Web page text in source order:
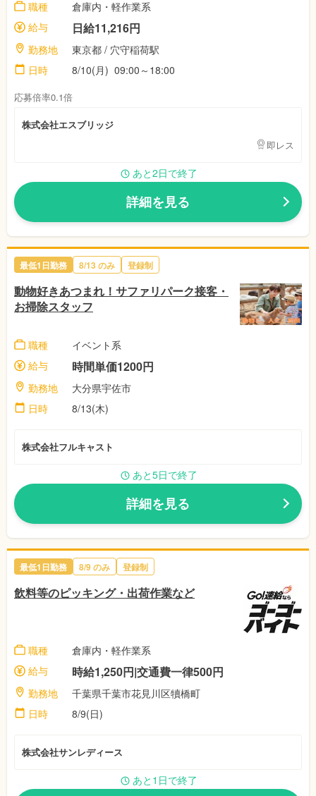
職種
倉庫内・軽作業系
給与
日給11,216円
勤務地 東京都 / 穴守稲荷駅
日時
8/10(月) 09:00～18:00
応募倍率0.1倍
株式会社エスブリッジ
即レス
あと2日で終了
詳細を見る
最低1日勤務 8/13 のみ 登録制
動物好きあつまれ！サファリパーク接客・
お掃除スタッフ
職種
イベント系
給与
時間単価1200円
勤務地
大分県宇佐市
日時
8/13(木)
株式会社フルキャスト
あと5日で終了
詳細を見る
最低1日勤務 8/9のみ 登録制
飲料等のピッキング・出荷作業など
職種
倉庫内・軽作業系
給与
時給1,250円|交通費一律500円
勤務地
千葉県千葉市花見川区犢橋町
日時
8/9(日)
株式会社サンレディース
あと1日で終了